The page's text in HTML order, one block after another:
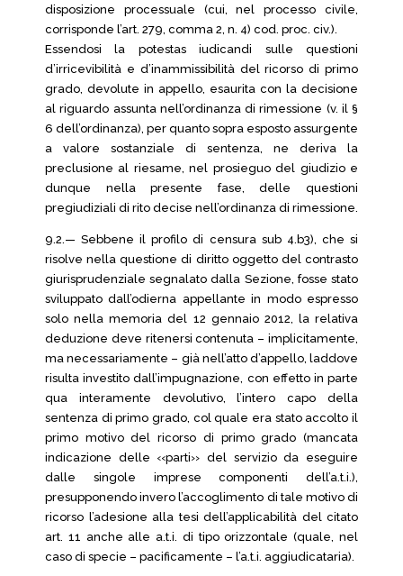
disposizione processuale (cui, nel processo civile,
corrisponde l’art. 279, comma 2, n. 4) cod. proc. civ.).
Essendosi la potestas iudicandi sulle questioni
d’irricevibilità e d’inammissibilità del ricorso di primo
grado, devolute in appello, esaurita con la decisione
al riguardo assunta nell’ordinanza di rimessione (v. il §
6 dell’ordinanza), per quanto sopra esposto assurgente
a valore sostanziale di sentenza, ne deriva la
preclusione al riesame, nel prosieguo del giudizio e
dunque nella presente fase, delle questioni
pregiudiziali di rito decise nell’ordinanza di rimessione.
9.2.— Sebbene il profilo di censura sub 4.b3), che si
risolve nella questione di diritto oggetto del contrasto
giurisprudenziale segnalato dalla Sezione, fosse stato
sviluppato dall’odierna appellante in modo espresso
solo nella memoria del 12 gennaio 2012, la relativa
deduzione deve ritenersi contenuta – implicitamente,
ma necessariamente – già nell’atto d’appello, laddove
risulta investito dall’impugnazione, con effetto in parte
qua interamente devolutivo, l’intero capo della
sentenza di primo grado, col quale era stato accolto il
primo motivo del ricorso di primo grado (mancata
indicazione delle ‹‹parti›› del servizio da eseguire
dalle singole imprese componenti dell’a.t.i.),
presupponendo invero l’accoglimento di tale motivo di
ricorso l’adesione alla tesi dell’applicabilità del citato
art. 11 anche alle a.t.i. di tipo orizzontale (quale, nel
caso di specie – pacificamente – l’a.t.i. aggiudicataria).